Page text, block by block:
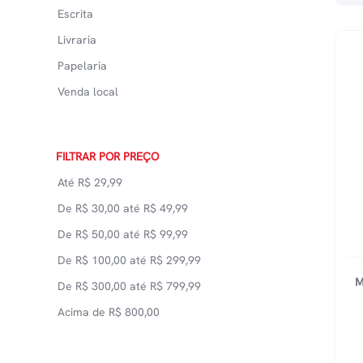
Escrita
Livraria
Papelaria
Venda local
FILTRAR POR PREÇO
Até R$ 29,99
De R$ 30,00 até R$ 49,99
De R$ 50,00 até R$ 99,99
De R$ 100,00 até R$ 299,99
De R$ 300,00 até R$ 799,99
Acima de R$ 800,00